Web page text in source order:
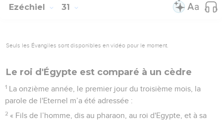
Ezéchiel 31
Seuls les Évangiles sont disponibles en vidéo pour le moment.
Le roi d'Égypte est comparé à un cèdre
1 La onzième année, le premier jour du troisième mois, la
parole de l'Eternel m’a été adressée :
2 « Fils de l’homme, dis au pharaon, au roi d'Egypte, et à sa